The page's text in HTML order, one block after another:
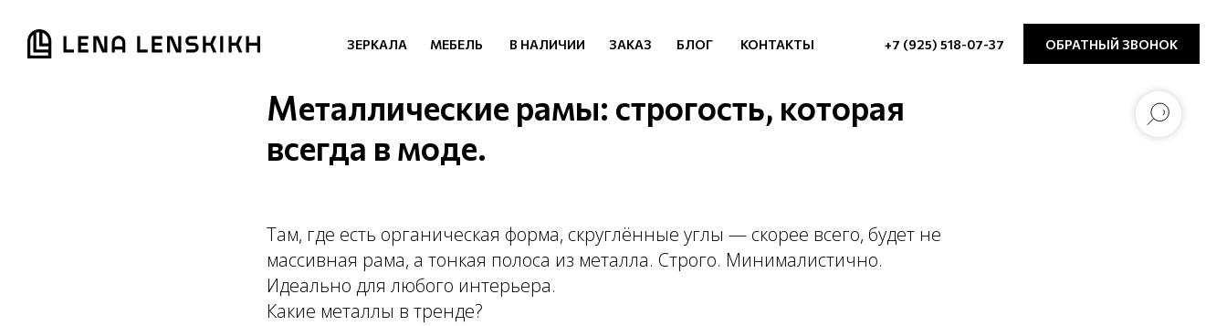
ОБРАТНЫЙ ЗВОНОК
+7 (925) 518-07-37
ЗЕРКАЛА МЕБЕЛЬ В НАЛИЧИИ БЛОГ КОНТАКТЫ
ЗАКАЗ
Металлические рамы: строгость, которая
всегда в моде.
Там, где есть органическая форма, скруглённые углы — скорее всего, будет не
массивная рама, а тонкая полоса из металла. Строго. Минималистично.
Идеально для любого интерьера.
Какие металлы в тренде?